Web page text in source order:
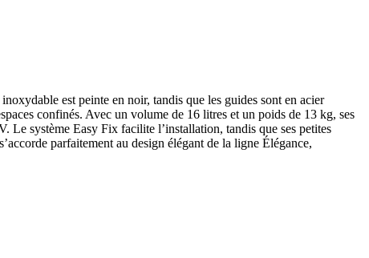
est peinte en noir, tandis que les guides sont en acier
confinés. Avec un volume de 16 litres et un poids de 13 kg, ses
système Easy Fix facilite l’installation, tandis que ses petites
parfaitement au design élégant de la ligne Élégance,